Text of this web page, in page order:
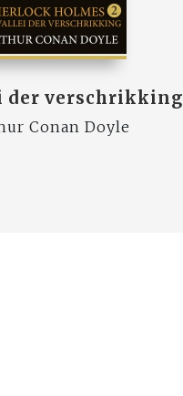
der verschrikking
Conan Doyle